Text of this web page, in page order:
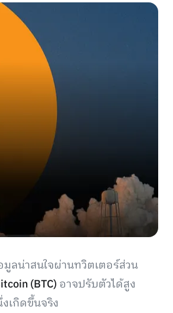
มูลน่าสนใจผ่านทวิตเตอร์ส่วน
(BTC) อาจปรับตัวได้สูง
เกิดขึ้นจริง